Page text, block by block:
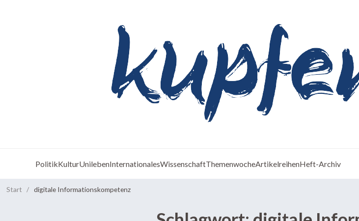
PolitikKulturUnilebenInternationalesWissenschaftThemenwocheArtikelreihenHeft-Archiv
Start / digitale Informationskompetenz